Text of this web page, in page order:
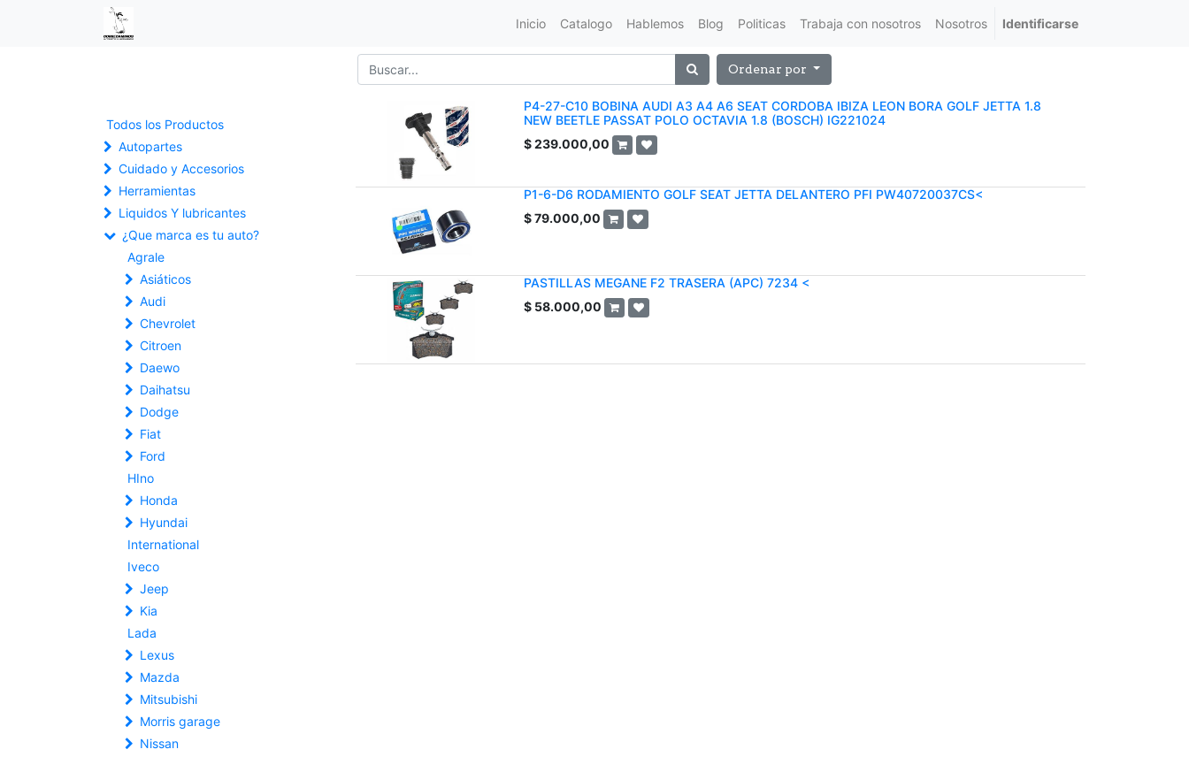
Inicio Catalogo Hablemos Blog Politicas Trabaja con nosotros Nosotros Identificarse
Ordenar por
Todos los Productos
Autopartes
Cuidado y Accesorios
Herramientas
Liquidos Y lubricantes
¿Que marca es tu auto?
Agrale
Asiáticos
Audi
Chevrolet
Citroen
Daewo
Daihatsu
Dodge
Fiat
Ford
HIno
Honda
Hyundai
International
Iveco
Jeep
Kia
Lada
Lexus
Mazda
Mitsubishi
Morris garage
Nissan
P4-27-C10 BOBINA AUDI A3 A4 A6 SEAT CORDOBA IBIZA LEON BORA GOLF JETTA 1.8
NEW BEETLE PASSAT POLO OCTAVIA 1.8 (BOSCH) IG221024
$239.000,00
P1-6-D6 RODAMIENTO GOLF SEAT JETTA DELANTERO PFI PW40720037CS<
$79.000,00
PASTILLAS MEGANE F2 TRASERA (APC) 7234 <
$ 58.000,00